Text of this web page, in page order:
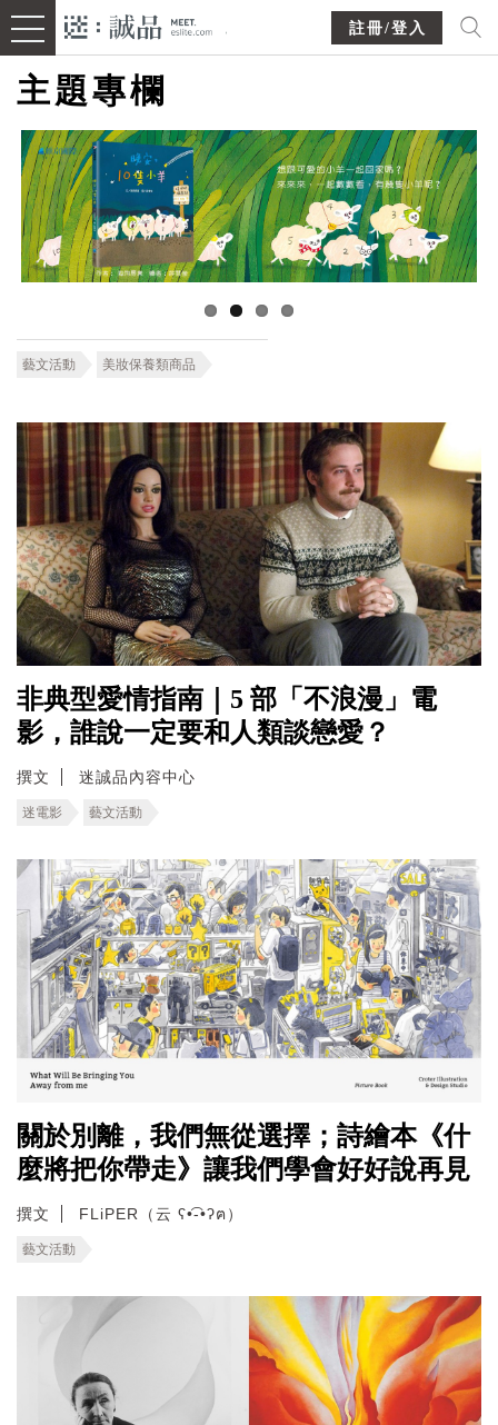
註冊/登入
主題專欄
藝文活動 美妝保養類商品
非典型愛情指南｜5 部「不浪漫」電
影，誰說一定要和人類談戀愛？
撰文 迷誠品內容中心
迷電影 藝文活動
關於別離，我們無從選擇；詩繪本《什
麼將把你帶走》讓我們學會好好說再見
撰文 FLiPER（云 ʕ•͡-•ʔฅ）
藝文活動